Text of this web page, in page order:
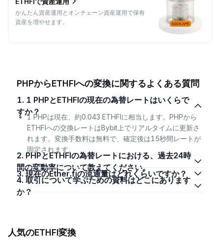
かんたん資産運用とオンチェーン資産運用で保有
資産を増やせます。
PHPからETHFIへの変換に関するよくある質問
1. 1 PHPとETHFIの現在の為替レートはいくらで
すか？
1 PHPは現在、約0.043 ETHFIに相当します。PHPから
ETHFIへの交換レートはBybit上でリアルタイムに更新さ
れます。変換手数料は無料で、確定後は15秒間レートが
固定されます。
2. PHPとETHFIの為替レートにおける、過去24時
間の変動率について教えてください。
3. 現在のEther.fiの流通量はどれくらいですか？
4. 取引について学ぶための資料はどこにあります
か？
人気のETHFI変換